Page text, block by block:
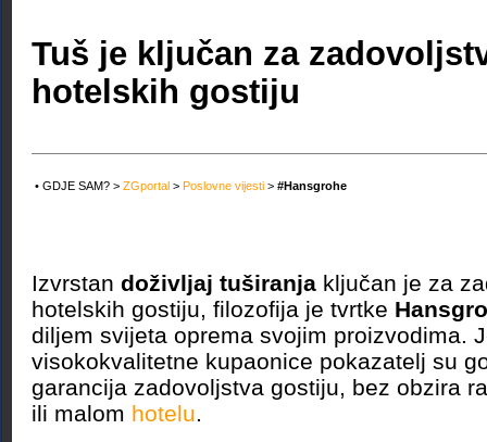
Tuš je ključan za
hotelskih gostiju
• GDJE SAM? > ZGportal > Poslovne vijesti > #Hansgrohe
Izvrstan doživljaj tuširanja ključan je za
hotelskih gostiju, filozofija je tvrtke
diljem svijeta oprema svojim proizvodima.
visokokvalitetne kupaonice pokazatelj su
garancija zadovoljstva gostiju, bez obzira
ili malom hotelu.